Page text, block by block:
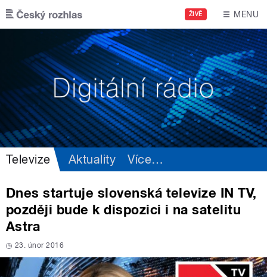
Přejít k hlavnímu obsahu
ŽIVĚ MENU
Televize Aktuality Více…
Dnes startuje slovenská televize IN TV,
později bude k dispozici i na satelitu
Astra
23. únor 2016